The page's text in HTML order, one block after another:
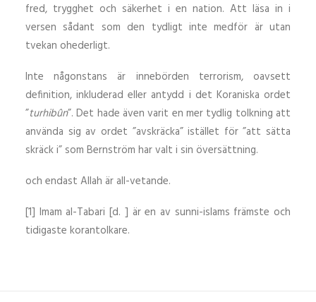
fred, trygghet och säkerhet i en nation. Att läsa in i
versen sådant som den tydligt inte medför är utan
tvekan ohederligt.
Inte någonstans är innebörden terrorism, oavsett
definition, inkluderad eller antydd i det Koraniska ordet
”turhibûn”. Det hade även varit en mer tydlig tolkning att
använda sig av ordet ”avskräcka” istället för ”att sätta
skräck i” som Bernström har valt i sin översättning.
och endast Allah är all-vetande.
[1] Imam al-Tabari [d. ] är en av sunni-islams främste och
tidigaste korantolkare.